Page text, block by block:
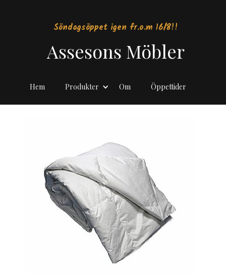
Söndagsöppet igen fr.o.m 16/8!!
Assesons Möbler
Hem Produkter Om Öppettider